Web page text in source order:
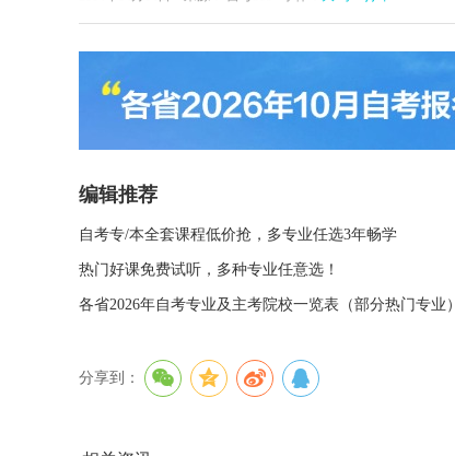
编辑推荐
自考专/本全套课程低价抢，多专业任选3年畅学
热门好课免费试听，多种专业任意选！
各省2026年自考专业及主考院校一览表（部分热门专业）
分享到：